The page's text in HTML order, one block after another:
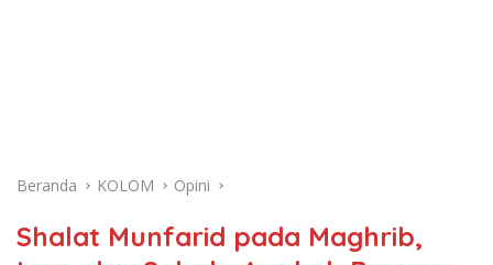
Beranda KOLOM Opini
Shalat Munfarid pada Maghrib,